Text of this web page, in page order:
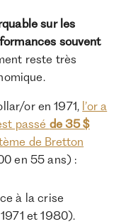
sur les
souvent
reste très
or en 1971, l’or a
passé de 35 $
de Bretton
en 55 ans) :
à la crise
et 1980).